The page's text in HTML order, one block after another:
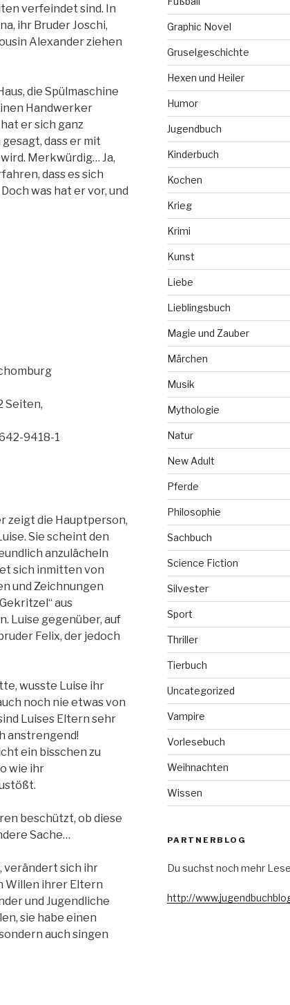
verfeindet sind. In
ihr Bruder Joschi,
Alexander ziehen
die Spülmaschine
Handwerker
er sich ganz
dass er mit
Merkwürdig… Ja,
dass es sich
was hat er vor, und
Seiten,
9418-1
zeigt die Hauptperson,
Sie scheint den
anzulächeln
sich inmitten von
und Zeichnungen
aus
Luise gegenüber, auf
Felix, der jedoch
wusste Luise ihr
noch nie etwas von
Luises Eltern sehr
anstrengend!
ein bisschen zu
wie ihr
beschützt, ob diese
Sache…
verändert sich ihr
Willen ihrer Eltern
und Jugendliche
sie habe einen
auch singen
Graphic Novel
Gruselgeschichte
Hexen und Heiler
Humor
Jugendbuch
Kinderbuch
Kochen
Krieg
Krimi
Kunst
Liebe
Lieblingsbuch
Magie und Zauber
Märchen
Musik
Mythologie
Natur
New Adult
Pferde
Philosophie
Sachbuch
Science Fiction
Silvester
Sport
Thriller
Tierbuch
Uncategorized
Vampire
Vorlesebuch
Weihnachten
Wissen
PARTNERBLOG
Du suchst noch mehr
http://